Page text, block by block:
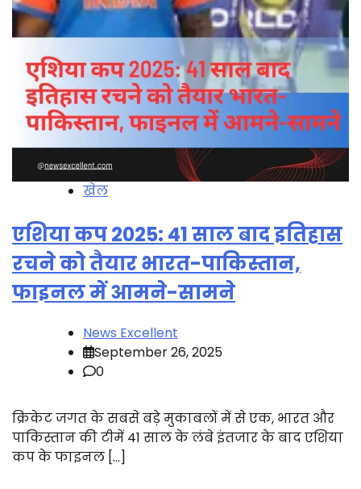
खेल
एशिया कप 2025: 41 साल बाद इतिहास
रचने को तैयार भारत-पाकिस्तान,
फाइनल में आमने-सामने
News Excellent
September 26, 2025
0
क्रिकेट जगत के सबसे बड़े मुकाबलों में से एक, भारत और
पाकिस्तान की टीमें 41 साल के लंबे इंतजार के बाद एशिया
कप के फाइनल […]